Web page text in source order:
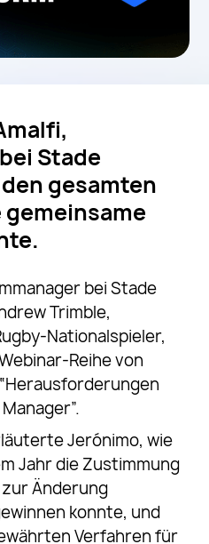
Stade
gesamten
bei Stade
Trimble,
Nationalspieler,
Reihe von
Jerónimo, wie
Jahr die Zustimmung
Änderung
konnte, und
Verfahren für